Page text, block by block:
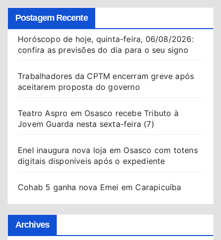
Postagem Recente
Horóscopo de hoje, quinta-feira, 06/08/2026:
confira as previsões do dia para o seu signo
Trabalhadores da CPTM encerram greve após
aceitarem proposta do governo
Teatro Aspro em Osasco recebe Tributo à
Jovem Guarda nesta sexta-feira (7)
Enel inaugura nova loja em Osasco com totens
digitais disponíveis após o expediente
Cohab 5 ganha nova Emei em Carapicuíba
Archives